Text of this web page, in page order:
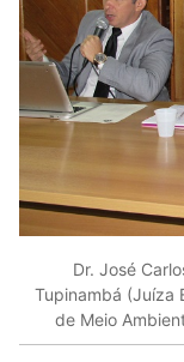
Dr. José
Tupinambá (Juíza
de Meio